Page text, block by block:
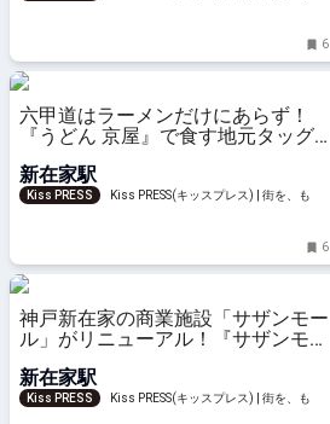
6
六甲道はラーメンだけにあらず！
『うどん 京屋』で食す地元タッグ
新在家駅
Kiss PRESS
Kiss PRESS(キッスプレス) | 街を、もっ
6
神戸新在家の商業施設「サザンモー
ル」がリニューアル！『サザンモー
新在家駅
Kiss PRESS
Kiss PRESS(キッスプレス) | 街を、もっ